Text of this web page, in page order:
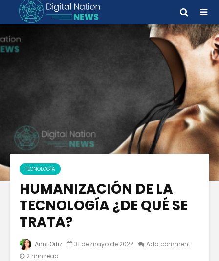
TECNOLOGÍA
HUMANIZACIÓN DE LA
TECNOLOGÍA ¿DE QUÉ SE
TRATA?
Anni Ortiz 31 de mayo de 2022
Add comment
2 min read
La